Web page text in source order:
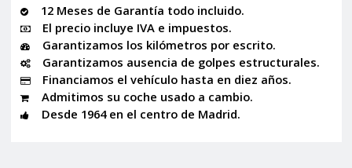
12 Meses de Garantía todo incluido.
El precio incluye IVA e impuestos.
Garantizamos los kilómetros por escrito.
Garantizamos ausencia de golpes estructurales.
Financiamos el vehículo hasta en diez años.
Admitimos su coche usado a cambio.
Desde 1964 en el centro de Madrid.